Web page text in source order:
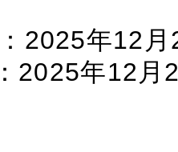
2025年12
2025年12